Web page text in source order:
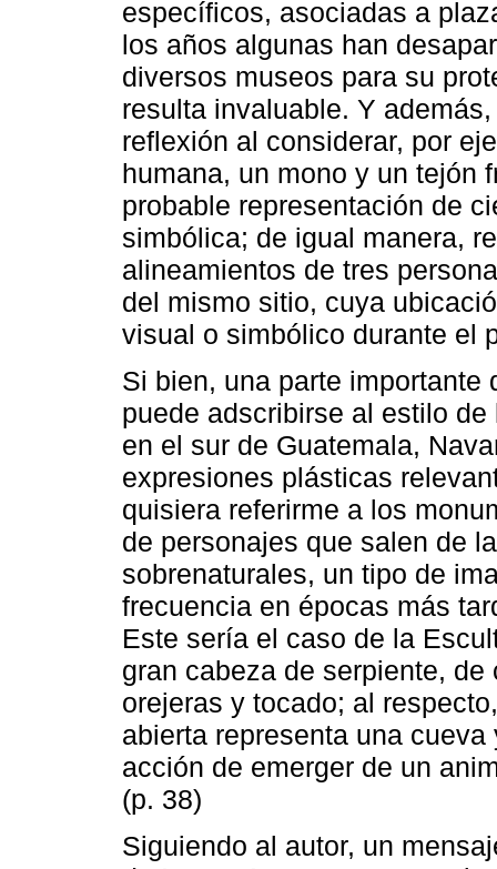
específicos, asociadas a
los años algunas han
diversos museos para su
resulta invaluable. Y
reflexión al considerar, por
humana, un mono y un tejón
probable representación de
simbólica; de igual manera,
alineamientos de tres
del mismo sitio, cuya
visual o simbólico durante el
Si bien, una parte
puede adscribirse al estilo de
en el sur de Guatemala,
expresiones plásticas
quisiera referirme a los
de personajes que salen de
sobrenaturales, un tipo de
frecuencia en épocas más
Este sería el caso de la
gran cabeza de serpiente,
orejeras y tocado; al
abierta representa una
acción de emerger de un
(p. 38)
Siguiendo al autor, un